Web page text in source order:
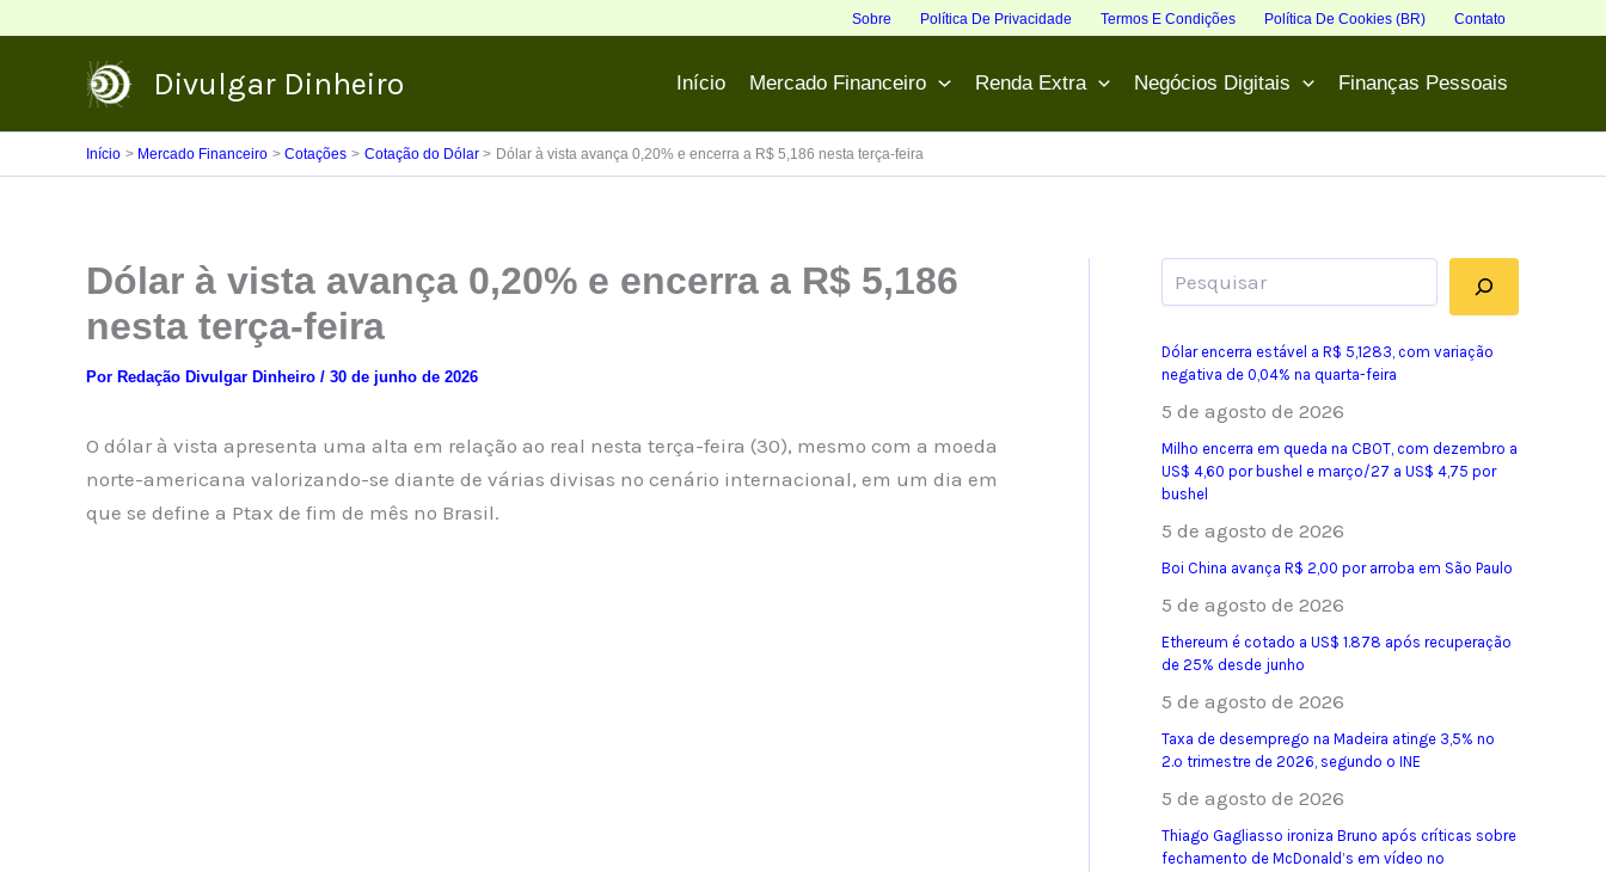
Sobre Política De Privacidade Termos E Condições Política De Cookies (BR) Contato
Divulgar Dinheiro Início Mercado Financeiro Renda Extra Negócios Digitais Finanças Pessoais
Início Mercado Financeiro Cotações Cotação do Dólar Dólar à vista avança 0,20% e encerra a R$ 5,186 nesta terça-feira
Dólar à vista avança 0,20% e encerra a R$ 5,186
nesta terça-feira
Por Redação Divulgar Dinheiro / 30 de junho de 2026
O dólar à vista apresenta uma alta em relação ao real nesta terça-feira (30), mesmo com a moeda
norte-americana valorizando-se diante de várias divisas no cenário internacional, em um dia em
que se define a Ptax de fim de mês no Brasil.
Dólar encerra estável a R$ 5,1283, com variação
negativa de 0,04% na quarta-feira
5 de agosto de 2026
Milho encerra em queda na CBOT, com dezembro a
US$ 4,60 por bushel e março/27 a US$ 4,75 por
bushel
5 de agosto de 2026
Boi China avança R$ 2,00 por arroba em São Paulo
5 de agosto de 2026
Ethereum é cotado a US$ 1.878 após recuperação
de 25% desde junho
5 de agosto de 2026
Taxa de desemprego na Madeira atinge 3,5% no
2.º trimestre de 2026, segundo o INE
5 de agosto de 2026
Thiago Gagliasso ironiza Bruno após críticas sobre
fechamento de McDonald’s em vídeo no